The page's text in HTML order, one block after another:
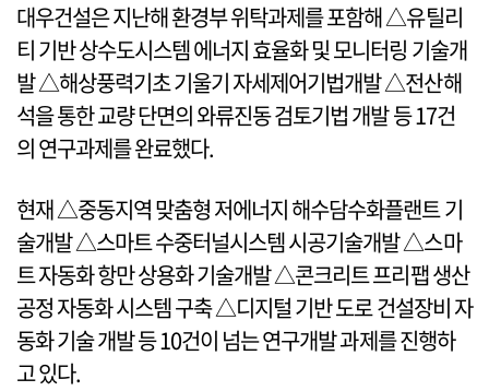
대우건설은 지난해 환경부 위탁과제를 포함해 △유틸리
티 기반 상수도시스템 에너지 효율화 및 모니터링 기술개
발 △해상풍력기초 기울기 자세제어기법개발 △전산해
석을 통한 교량 단면의 와류진동 검토기법 개발 등 17건
의 연구과제를 완료했다.
현재 △중동지역 맞춤형 저에너지 해수담수화플랜트 기
술개발 △스마트 수중터널시스템 시공기술개발 △스마
트 자동화 항만 상용화 기술개발 △콘크리트 프리팹 생산
공정 자동화 시스템 구축 △디지털 기반 도로 건설장비 자
동화 기술 개발 등 10건이 넘는 연구개발 과제를 진행하
고 있다.